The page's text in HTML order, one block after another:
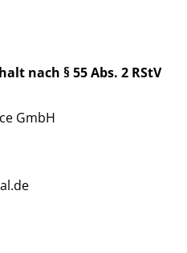
nach § 55 Abs. 2 RStV
GmbH